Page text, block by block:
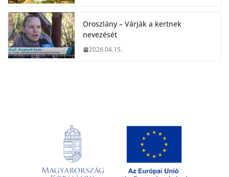
Oroszlány – Várják a kertnek
nevezését
2026.04.15.